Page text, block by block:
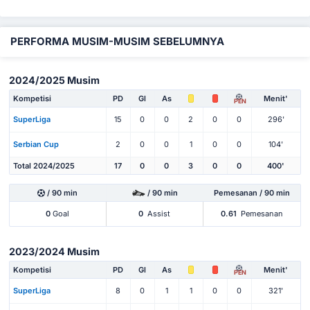
PERFORMA MUSIM-MUSIM SEBELUMNYA
2024/2025 Musim
Kompetisi PD Gl As PEN Menit'
SuperLiga 15 0 0 2 0 0 296'
Serbian Cup 2 0 0 1 0 0 104'
Total 2024/2025 17 0 0 3 0 0 400'
/ 90 min / 90 min Pemesanan / 90 min
0 Goal 0 Assist 0.61 Pemesanan
2023/2024 Musim
Kompetisi PD Gl As PEN Menit'
SuperLiga 8 0 1 1 0 0 321'